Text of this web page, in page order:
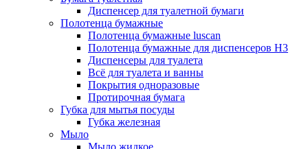
Диспенсер для туалетной бумаги
Полотенца бумажные
Полотенца бумажные luscan
Полотенца бумажные для диспенсеров H3
Диспенсеры для туалета
Всё для туалета и ванны
Покрытия одноразовые
Протирочная бумага
Губка для мытья посуды
Губка железная
Мыло
Мыло жидкое